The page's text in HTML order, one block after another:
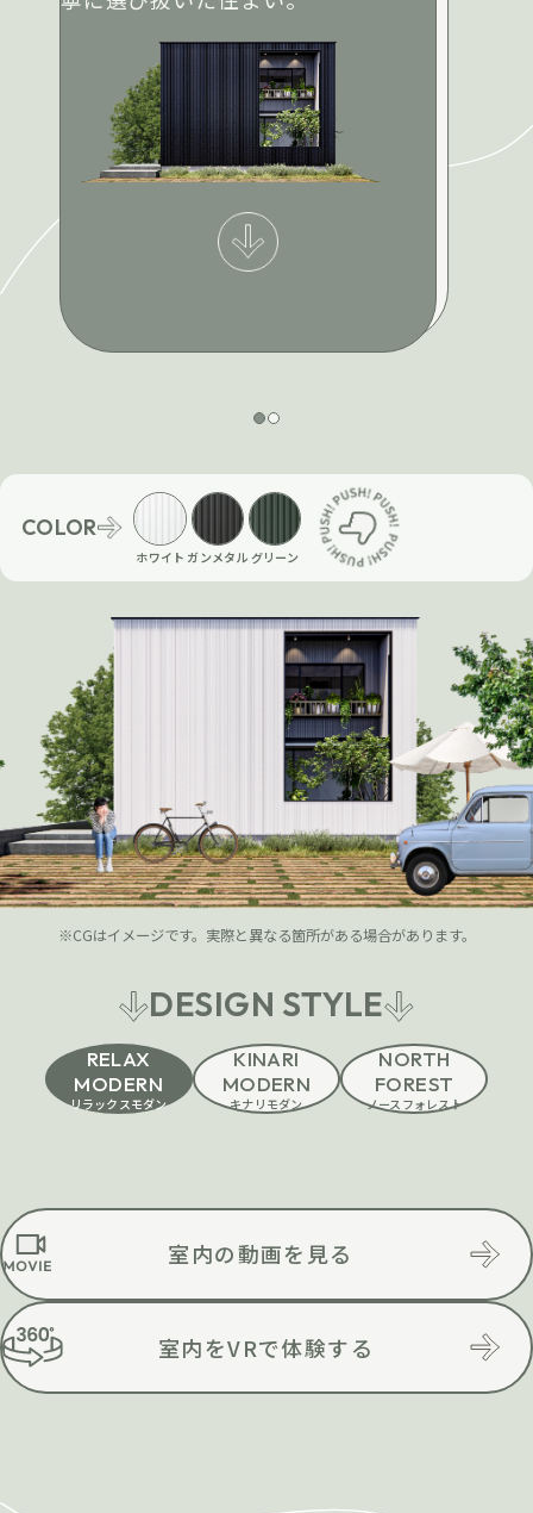
COLOR
ホワイト ガンメタル グリーン
※CGはイメージです。実際と異なる箇所がある場合があります。
DESIGN STYLE
RELAX
MODERN
リラックスモダン
KINARI
MODERN
キナリモダン
NORTH
FOREST
ノースフォレスト
室内の動画を見る
室内をVRで体験する